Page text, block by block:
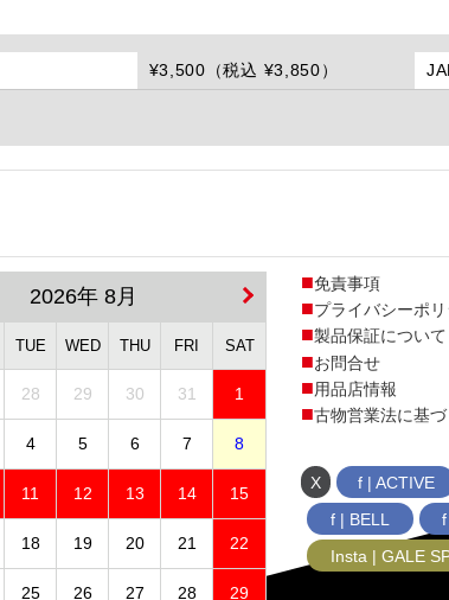
¥3,500（税込 ¥3,850）
2026年 8月
TUE WED THU FRI SAT
28 29 30 31 1
4 5 6 7 8
11 12 13 14 15
18 19 20 21 22
25 26 27 28 29
免責事項
プライバシーポ
製品保証について
お問合せ
用品店情報
古物営業法に基
X
f | ACTIVE
f | BELL
Insta | GALE